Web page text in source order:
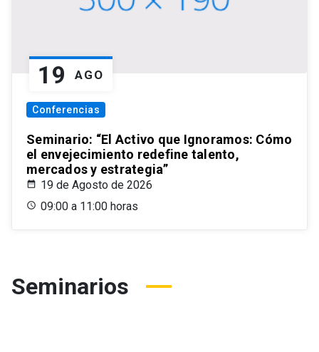
19 AGO
Conferencias
Seminario: “El Activo que Ignoramos: Cómo
el envejecimiento redefine talento,
mercados y estrategia”
19 de Agosto de 2026
09:00 a 11:00 horas
Seminarios